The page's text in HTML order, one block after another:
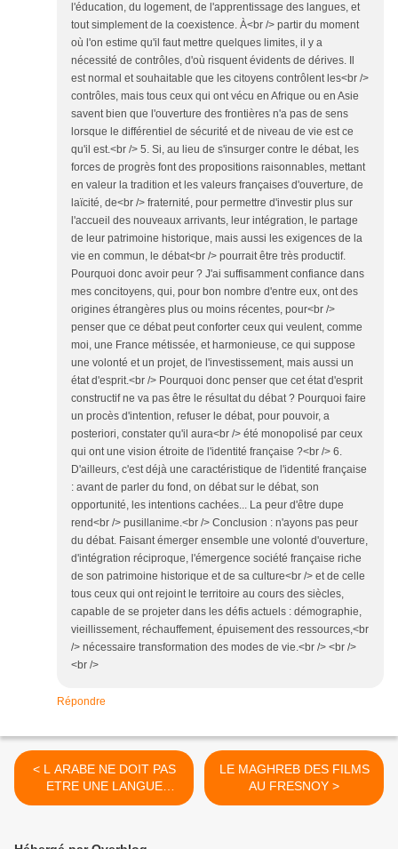
l'éducation, du logement, de l'apprentissage des langues, et
tout simplement de la coexistence. À<br /> partir du moment
où l'on estime qu'il faut mettre quelques limites, il y a
nécessité de contrôles, d'où risquent évidents de dérives. Il
est normal et souhaitable que les citoyens contrôlent les<br />
contrôles, mais tous ceux qui ont vécu en Afrique ou en Asie
savent bien que l'ouverture des frontières n'a pas de sens
lorsque le différentiel de sécurité et de niveau de vie est ce
qu'il est.<br /> 5. Si, au lieu de s'insurger contre le débat, les
forces de progrès font des propositions raisonnables, mettant
en valeur la tradition et les valeurs françaises d'ouverture, de
laïcité, de<br /> fraternité, pour permettre d'investir plus sur
l'accueil des nouveaux arrivants, leur intégration, le partage
de leur patrimoine historique, mais aussi les exigences de la
vie en commun, le débat<br /> pourrait être très productif.
Pourquoi donc avoir peur ? J'ai suffisamment confiance dans
mes concitoyens, qui, pour bon nombre d'entre eux, ont des
origines étrangères plus ou moins récentes, pour<br />
penser que ce débat peut conforter ceux qui veulent, comme
moi, une France métissée, et harmonieuse, ce qui suppose
une volonté et un projet, de l'investissement, mais aussi un
état d'esprit.<br /> Pourquoi donc penser que cet état d'esprit
constructif ne va pas être le résultat du débat ? Pourquoi faire
un procès d'intention, refuser le débat, pour pouvoir, a
posteriori, constater qu'il aura<br /> été monopolisé par ceux
qui ont une vision étroite de l'identité française ?<br /> 6.
D'ailleurs, c'est déjà une caractéristique de l'identité française
: avant de parler du fond, on débat sur le débat, son
opportunité, les intentions cachées... La peur d'être dupe
rend<br /> pusillanime.<br /> Conclusion : n'ayons pas peur
du débat. Faisant émerger ensemble une volonté d'ouverture,
d'intégration réciproque, l'émergence société française riche
de son patrimoine historique et de sa culture<br /> et de celle
tous ceux qui ont rejoint le territoire au cours des siècles,
capable de se projeter dans les défis actuels : démographie,
vieillissement, réchauffement, épuisement des ressources,<br
/> nécessaire transformation des modes de vie.<br /> <br />
<br />
Répondre
< L ARABE NE DOIT PAS
ETRE UNE LANGUE
GHETTOISEE
LE MAGHREB DES FILMS
AU FRESNOY >